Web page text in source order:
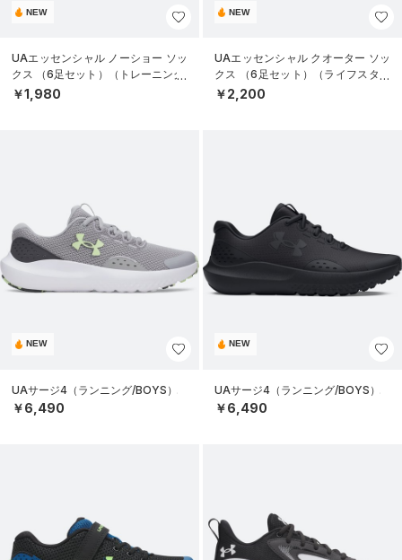
NEW
UAエッセンシャル ノーショー ソッ
クス （6足セット）（トレーニング/
KIDS）
￥1,980
NEW
UAエッセンシャル クオーター ソッ
クス （6足セット）（ライフスタイ
ル/KIDS）
￥2,200
NEW
UAサージ4（ランニング/BOYS）
￥6,490
NEW
UAサージ4（ランニング/BOYS）
￥6,490